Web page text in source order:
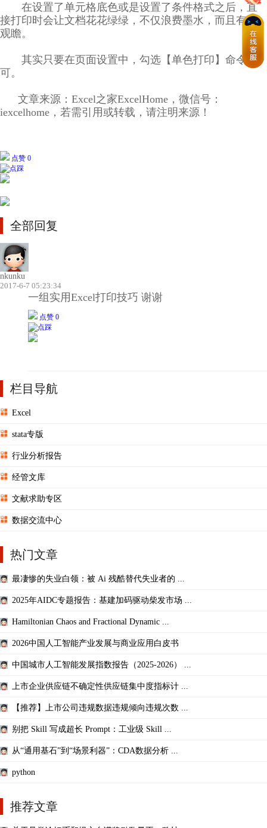
在设置了单元格底色或是设置了条件格式之后，直
接打印时会让文档花花绿绿，不仅浪费墨水，而且有碍
观瞻。
其实只要在页面设置中，勾选【单色打印】命令即
可。
文章来源：Excel之家ExcelHome，微信号：
iexcelhome，若需引用或转载，请注明来源！
点赞 0
全部回复
nkunku
2017-6-7 05:23:34
一组实用Excel打印技巧 谢谢
点赞 0
栏目导航
Excel
stata专版
行业分析报告
经管文库
文献求助专区
数据交流中心
热门文章
最凄惨的失业白领：被 Ai 残酷替代失业者的 ...
2025年AIDC专题报告：基建加码驱动柴发市场 ...
Hamiltonian Chaos and Fractional Dynamic ...
2026中国人工智能产业发展与商业应用白皮书
中国城市人工智能发展指数报告（2025-2026） ...
上市企业供应链不确定性供应链集中度指标计 ...
【推荐】上市公司违规数据违规倾向违规次数 ...
别把 Skill 写成超长 Prompt：工业级 Skill ...
从“通用基石”到“场景利器”：CDA数据分析 ...
python
推荐文章